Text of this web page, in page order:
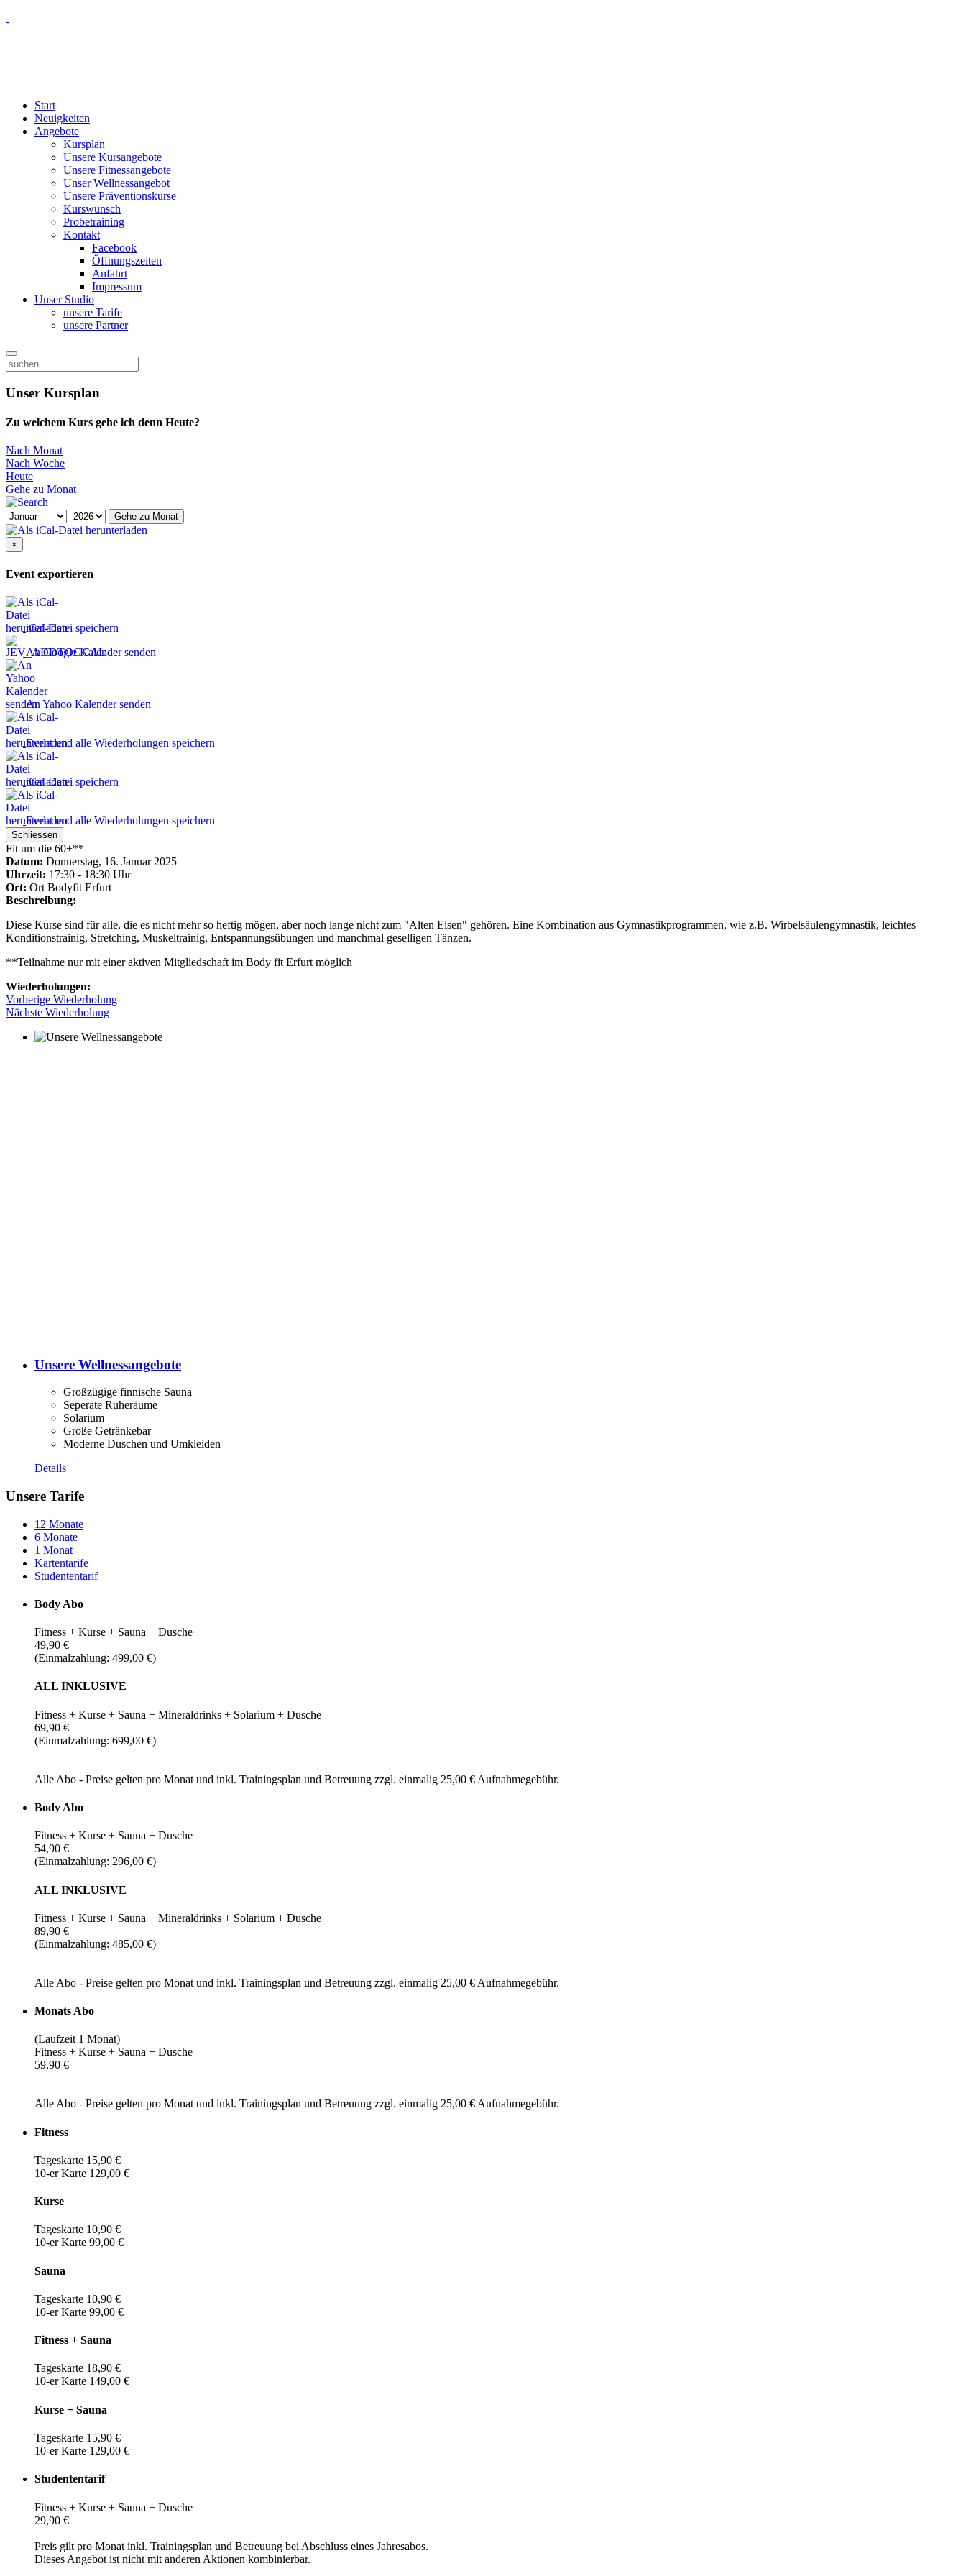
Start
Neuigkeiten
Angebote
Kursplan
Unsere Kursangebote
Unsere Fitnessangebote
Unser Wellnessangebot
Unsere Präventionskurse
Kurswunsch
Probetraining
Kontakt
Facebook
Öffnungszeiten
Anfahrt
Impressum
Unser Studio
unsere Tarife
unsere Partner
Unser Kursplan
Zu welchem Kurs gehe ich denn Heute?
Nach Monat
Nach Woche
Heute
Gehe zu Monat
Gehe zu Monat
×
Event exportieren
iCal-Datei speichern
An Google Kalender senden
An Yahoo Kalender senden
Event und alle Wiederholungen speichern
iCal-Datei speichern
Event und alle Wiederholungen speichern
Schliessen
Fit um die 60+**
Datum: Donnerstag, 16. Januar 2025
Uhrzeit: 17:30 - 18:30 Uhr
Ort: Ort Bodyfit Erfurt
Beschreibung:
Diese Kurse sind für alle, die es nicht mehr so heftig mögen, aber noch lange nicht zum "Alten Eisen" gehören. Eine Kombination aus Gymnastikprogrammen, wie z.B. Wirbelsäulengymnastik, leichtes
Konditionstrainig, Stretching, Muskeltrainig, Entspannungsübungen und manchmal geselligen Tänzen.
**Teilnahme nur mit einer aktiven Mitgliedschaft im Body fit Erfurt möglich
Wiederholungen:
Vorherige Wiederholung
Nächste Wiederholung
Unsere Wellnessangebote
Großzügige finnische Sauna
Seperate Ruheräume
Solarium
Große Getränkebar
Moderne Duschen und Umkleiden
Details
Unsere Tarife
12 Monate
6 Monate
1 Monat
Kartentarife
Studententarif
Body Abo
Fitness + Kurse + Sauna + Dusche
49,90 €
(Einmalzahlung: 499,00 €)
ALL INKLUSIVE
Fitness + Kurse + Sauna + Mineraldrinks + Solarium + Dusche
69,90 €
(Einmalzahlung: 699,00 €)
Alle Abo - Preise gelten pro Monat und inkl. Trainingsplan und Betreuung zzgl. einmalig 25,00 € Aufnahmegebühr.
Body Abo
Fitness + Kurse + Sauna + Dusche
54,90 €
(Einmalzahlung: 296,00 €)
ALL INKLUSIVE
Fitness + Kurse + Sauna + Mineraldrinks + Solarium + Dusche
89,90 €
(Einmalzahlung: 485,00 €)
Alle Abo - Preise gelten pro Monat und inkl. Trainingsplan und Betreuung zzgl. einmalig 25,00 € Aufnahmegebühr.
Monats Abo
(Laufzeit 1 Monat)
Fitness + Kurse + Sauna + Dusche
59,90 €
Alle Abo - Preise gelten pro Monat und inkl. Trainingsplan und Betreuung zzgl. einmalig 25,00 € Aufnahmegebühr.
Fitness
Tageskarte 15,90 €
10-er Karte 129,00 €
Kurse
Tageskarte 10,90 €
10-er Karte 99,00 €
Sauna
Tageskarte 10,90 €
10-er Karte 99,00 €
Fitness + Sauna
Tageskarte 18,90 €
10-er Karte 149,00 €
Kurse + Sauna
Tageskarte 15,90 €
10-er Karte 129,00 €
Studententarif
Fitness + Kurse + Sauna + Dusche
29,90 €
Preis gilt pro Monat inkl. Trainingsplan und Betreuung bei Abschluss eines Jahresabos.
Dieses Angebot ist nicht mit anderen Aktionen kombinierbar.